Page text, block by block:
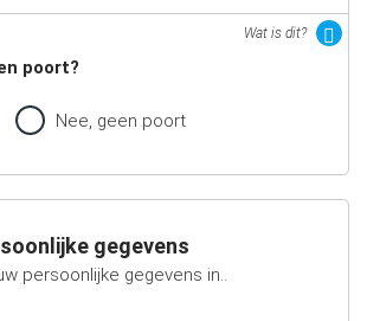
Wat is dit?
poort?
Nee, geen poort
gegevens
persoonlijke gegevens in..